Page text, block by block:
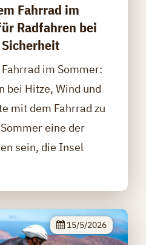
Fahrrad im
Radfahren bei
im Sommer:
bei Hitze, Wind und
mit dem Fahrrad zu
eine der
sein, die Insel
15/5/2026